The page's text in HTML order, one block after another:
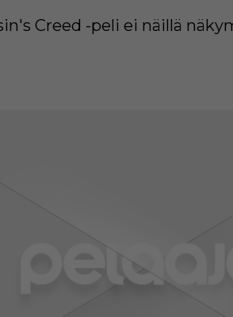
Creed -peli ei näillä